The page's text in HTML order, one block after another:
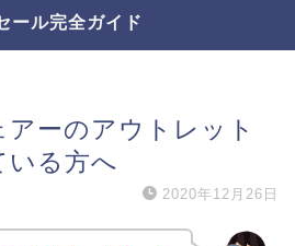
ール完全ガイド
ーのアウトレット
いる方へ
2020年12月26日